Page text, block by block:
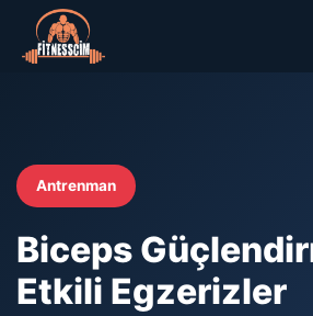
Antrenman
Biceps
Etkili Egzerizler